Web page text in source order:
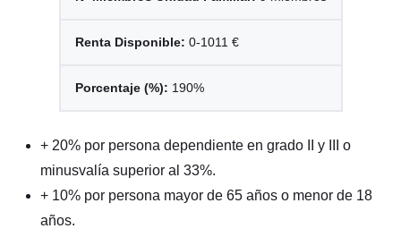
0-1011 €
190%
+ 20% por persona dependiente en grado II y III o
minusvalía superior al 33%.
+ 10% por persona mayor de 65 años o menor de 18
años.